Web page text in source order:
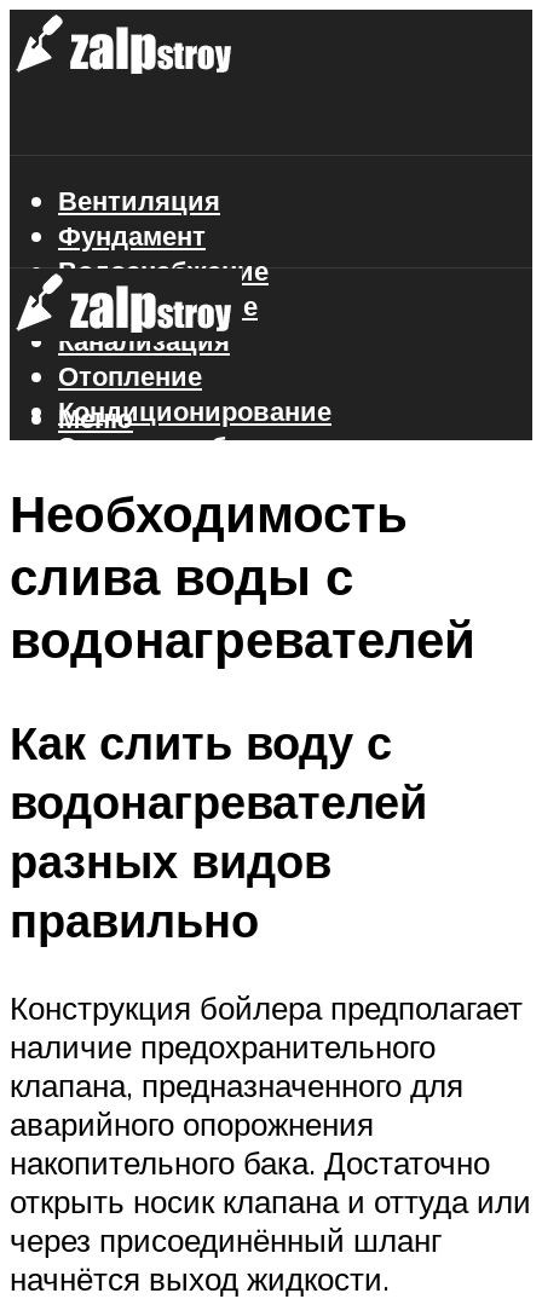
Вентиляция
Фундамент
Водоснабжение
Газоснабжение
Канализация
Отопление
Кондиционирование
Электроснабжение
Меню
Меню
Необходимость
слива воды с
водонагревателей
Как слить воду с
водонагревателей
разных видов
правильно
Конструкция бойлера предполагает
наличие предохранительного
клапана, предназначенного для
аварийного опорожнения
накопительного бака. Достаточно
открыть носик клапана и оттуда или
через присоединённый шланг
начнётся выход жидкости.